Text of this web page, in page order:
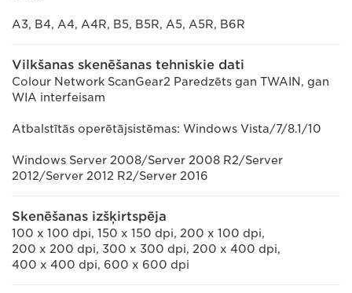
A3, B4, A4, A4R, B5, B5R, A5, A5R, B6R
Vilkšanas skenēšanas tehniskie dati
Colour Network ScanGear2 Paredzēts gan TWAIN, gan
WIA interfeisam
Atbalstītās operētājsistēmas: Windows Vista/7/8.1/10
Windows Server 2008/Server 2008 R2/Server
2012/Server 2012 R2/Server 2016
Skenēšanas izšķirtspēja
100 x 100 dpi, 150 x 150 dpi, 200 x 100 dpi,
200 x 200 dpi, 300 x 300 dpi, 200 x 400 dpi,
400 x 400 dpi, 600 x 600 dpi